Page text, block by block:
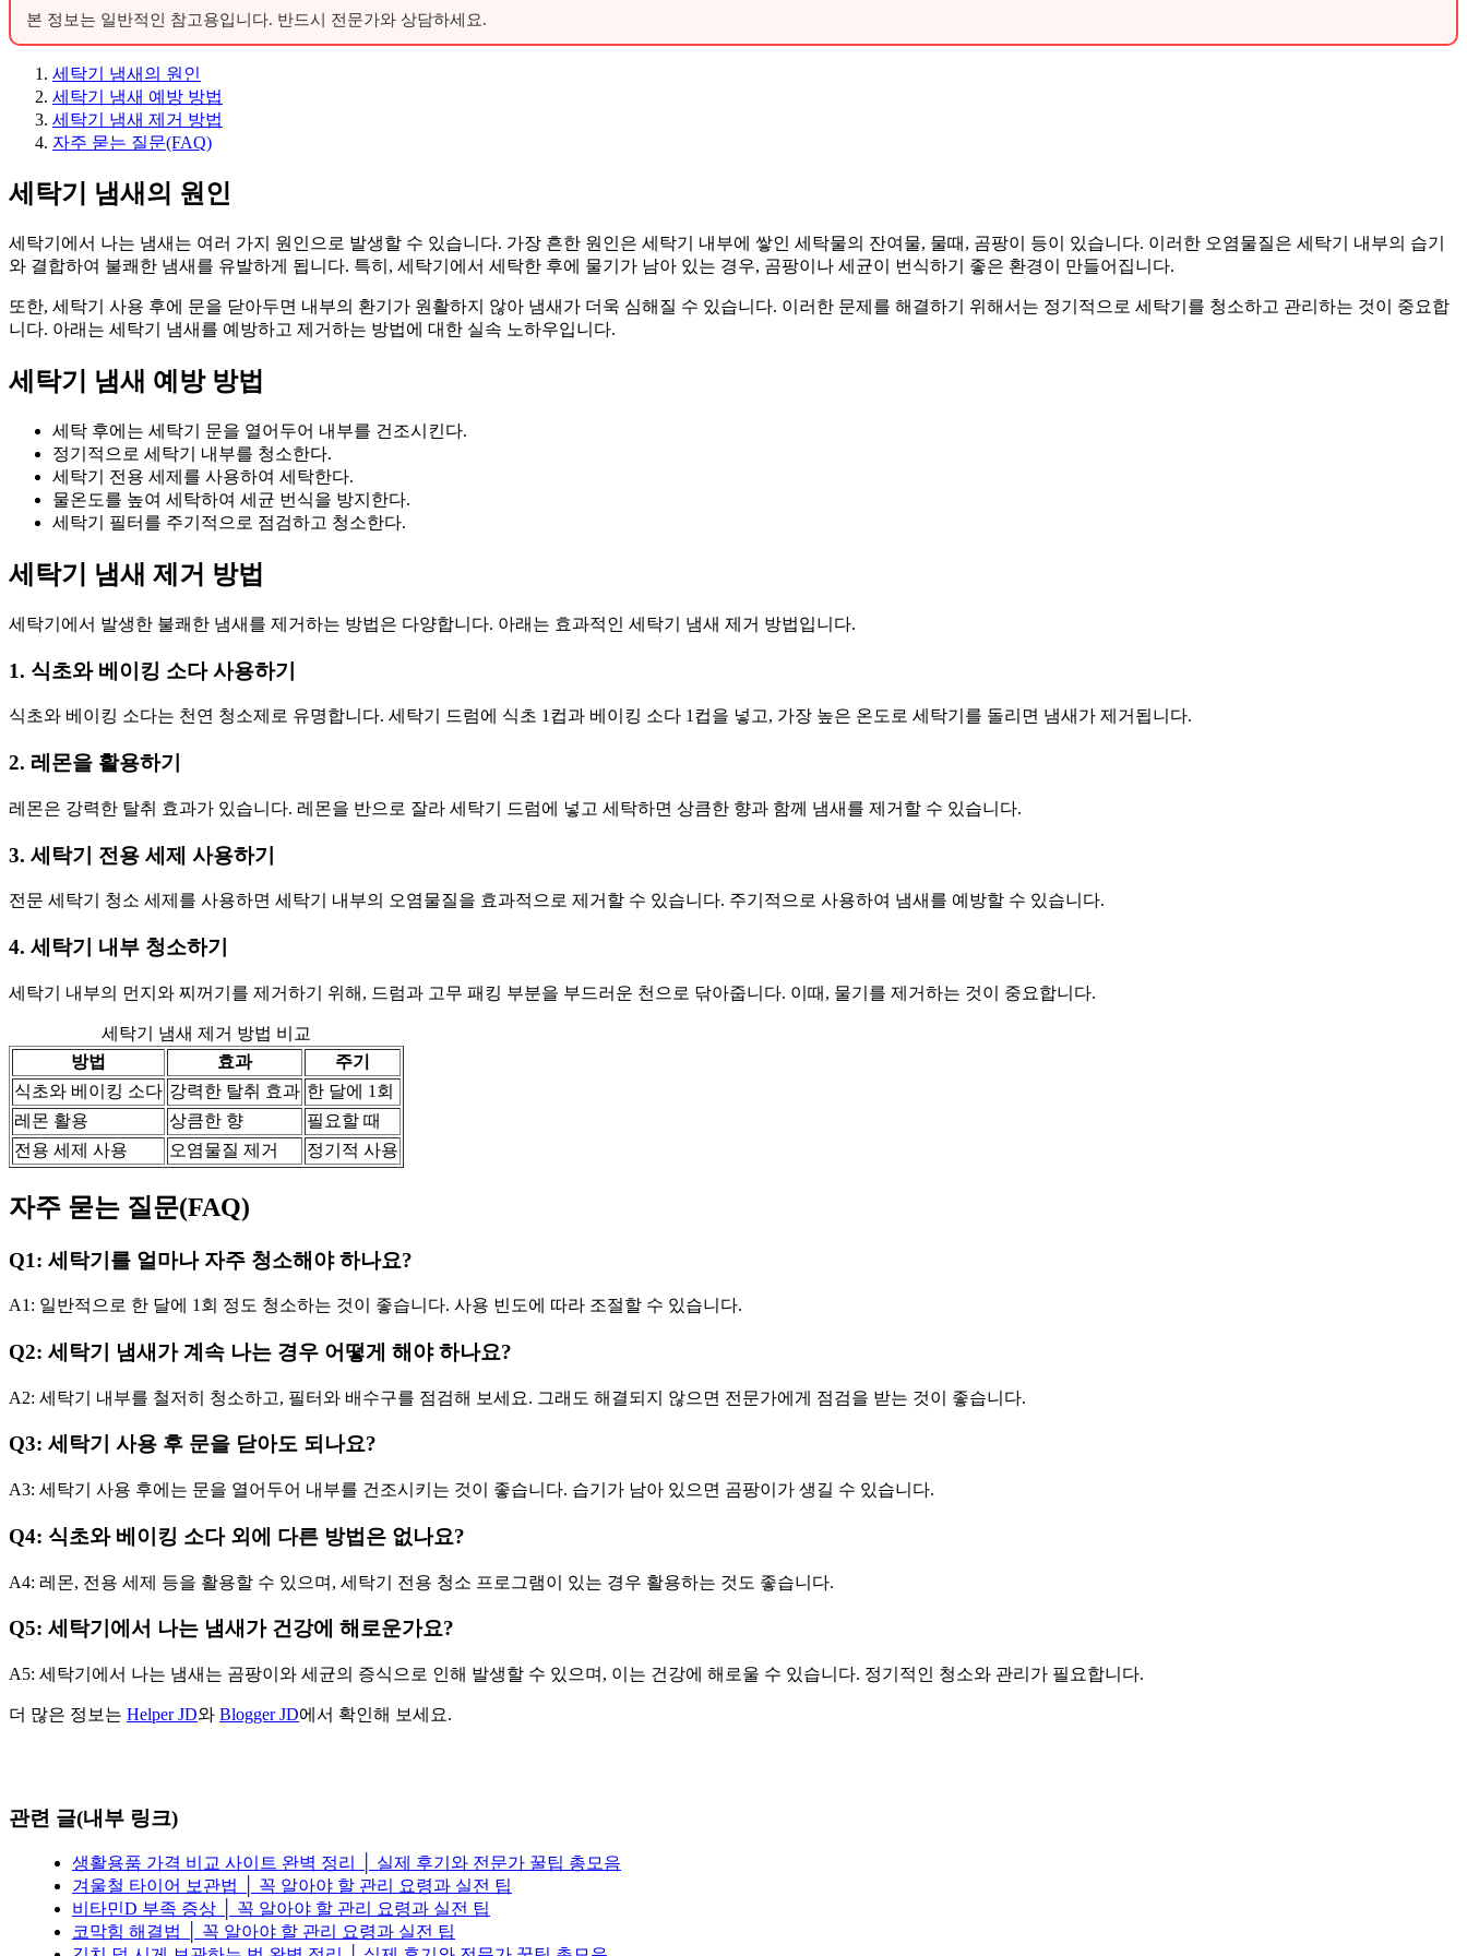
본 정보는 일반적인 참고용입니다. 반드시 전문가와 상담하세요.
세탁기 냄새의 원인
세탁기 냄새 예방 방법
세탁기 냄새 제거 방법
자주 묻는 질문(FAQ)
세탁기 냄새의 원인
세탁기에서 나는 냄새는 여러 가지 원인으로 발생할 수 있습니다. 가장 흔한 원인은 세탁기 내부에 쌓인 세탁물의 잔여물, 물때, 곰팡이 등이 있습니다. 이러한 오염물질은 세탁기 내부의 습기
와 결합하여 불쾌한 냄새를 유발하게 됩니다. 특히, 세탁기에서 세탁한 후에 물기가 남아 있는 경우, 곰팡이나 세균이 번식하기 좋은 환경이 만들어집니다.
또한, 세탁기 사용 후에 문을 닫아두면 내부의 환기가 원활하지 않아 냄새가 더욱 심해질 수 있습니다. 이러한 문제를 해결하기 위해서는 정기적으로 세탁기를 청소하고 관리하는 것이 중요합
니다. 아래는 세탁기 냄새를 예방하고 제거하는 방법에 대한 실속 노하우입니다.
세탁기 냄새 예방 방법
세탁 후에는 세탁기 문을 열어두어 내부를 건조시킨다.
정기적으로 세탁기 내부를 청소한다.
세탁기 전용 세제를 사용하여 세탁한다.
물온도를 높여 세탁하여 세균 번식을 방지한다.
세탁기 필터를 주기적으로 점검하고 청소한다.
세탁기 냄새 제거 방법
세탁기에서 발생한 불쾌한 냄새를 제거하는 방법은 다양합니다. 아래는 효과적인 세탁기 냄새 제거 방법입니다.
1. 식초와 베이킹 소다 사용하기
식초와 베이킹 소다는 천연 청소제로 유명합니다. 세탁기 드럼에 식초 1컵과 베이킹 소다 1컵을 넣고, 가장 높은 온도로 세탁기를 돌리면 냄새가 제거됩니다.
2. 레몬을 활용하기
레몬은 강력한 탈취 효과가 있습니다. 레몬을 반으로 잘라 세탁기 드럼에 넣고 세탁하면 상큼한 향과 함께 냄새를 제거할 수 있습니다.
3. 세탁기 전용 세제 사용하기
전문 세탁기 청소 세제를 사용하면 세탁기 내부의 오염물질을 효과적으로 제거할 수 있습니다. 주기적으로 사용하여 냄새를 예방할 수 있습니다.
4. 세탁기 내부 청소하기
세탁기 내부의 먼지와 찌꺼기를 제거하기 위해, 드럼과 고무 패킹 부분을 부드러운 천으로 닦아줍니다. 이때, 물기를 제거하는 것이 중요합니다.
세탁기 냄새 제거 방법 비교
방법
효과
주기
식초와 베이킹 소다 강력한 탈취 효과 한 달에 1회
레몬 활용
상큼한 향
필요할 때
전용 세제 사용
오염물질 제거 정기적 사용
자주 묻는 질문(FAQ)
Q1: 세탁기를 얼마나 자주 청소해야 하나요?
A1: 일반적으로 한 달에 1회 정도 청소하는 것이 좋습니다. 사용 빈도에 따라 조절할 수 있습니다.
Q2: 세탁기 냄새가 계속 나는 경우 어떻게 해야 하나요?
A2: 세탁기 내부를 철저히 청소하고, 필터와 배수구를 점검해 보세요. 그래도 해결되지 않으면 전문가에게 점검을 받는 것이 좋습니다.
Q3: 세탁기 사용 후 문을 닫아도 되나요?
A3: 세탁기 사용 후에는 문을 열어두어 내부를 건조시키는 것이 좋습니다. 습기가 남아 있으면 곰팡이가 생길 수 있습니다.
Q4: 식초와 베이킹 소다 외에 다른 방법은 없나요?
A4: 레몬, 전용 세제 등을 활용할 수 있으며, 세탁기 전용 청소 프로그램이 있는 경우 활용하는 것도 좋습니다.
Q5: 세탁기에서 나는 냄새가 건강에 해로운가요?
A5: 세탁기에서 나는 냄새는 곰팡이와 세균의 증식으로 인해 발생할 수 있으며, 이는 건강에 해로울 수 있습니다. 정기적인 청소와 관리가 필요합니다.
더 많은 정보는 Helper JD와 Blogger JD에서 확인해 보세요.
관련 글(내부 링크)
생활용품 가격 비교 사이트 완벽 정리 │ 실제 후기와 전문가 꿀팁 총모음
겨울철 타이어 보관법 │ 꼭 알아야 할 관리 요령과 실전 팁
비타민D 부족 증상 │ 꼭 알아야 할 관리 요령과 실전 팁
코막힘 해결법 │ 꼭 알아야 할 관리 요령과 실전 팁